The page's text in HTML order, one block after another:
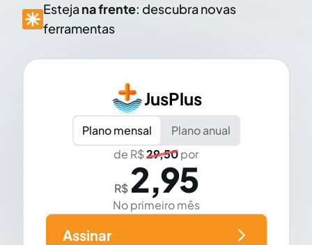
Esteja na frente: descubra novas
ferramentas
JusPlus
Plano mensal
Plano anual
de R$29,50por
R$ 2,95
No primeiro mês
Assinar